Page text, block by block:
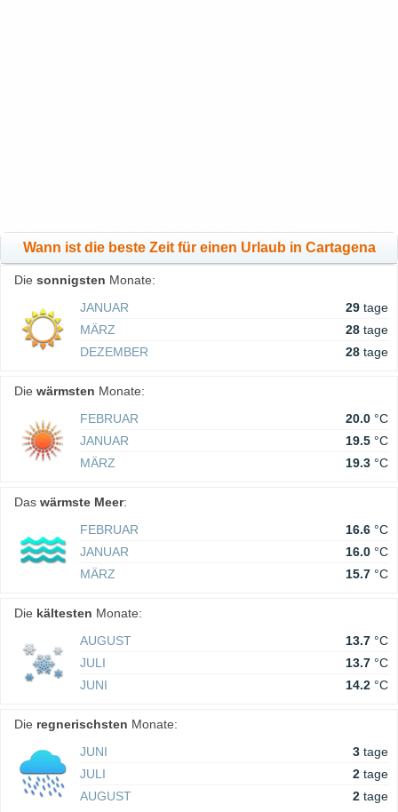
Wann ist die beste Zeit für einen Urlaub in Cartagena
Die sonnigsten Monate:
JANUAR
29 tage
MÄRZ
28 tage
DEZEMBER
28 tage
Die wärmsten Monate:
FEBRUAR
20.0 °C
JANUAR
19.5 °C
MÄRZ
19.3 °C
Das wärmste Meer:
FEBRUAR
16.6 °C
JANUAR
16.0 °C
MÄRZ
15.7 °C
Die kältesten Monate:
AUGUST
13.7 °C
JULI
13.7 °C
JUNI
14.2 °C
Die regnerischsten Monate:
JUNI
3 tage
JULI
2 tage
AUGUST
2 tage